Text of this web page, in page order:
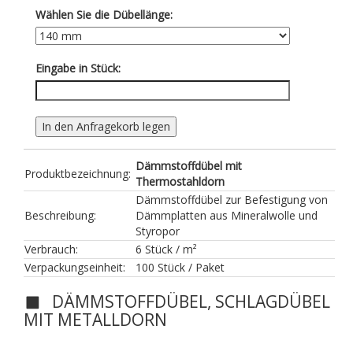
Wählen Sie die Dübellänge:
Eingabe in Stück:
In den Anfragekorb legen
Produktbezeichnung:
Dämmstoffdübel mit
Thermostahldorn
Beschreibung:
Dämmstoffdübel zur Befestigung von
Dämmplatten aus Mineralwolle und
Styropor
Verbrauch:
6 Stück / m²
Verpackungseinheit:
100 Stück / Paket
DÄMMSTOFFDÜBEL, SCHLAGDÜBEL
MIT METALLDORN